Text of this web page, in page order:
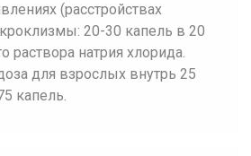
(расстройствах
20-30 капель в 20
раствора натрия хлорида.
для взрослых внутрь 25
капель.